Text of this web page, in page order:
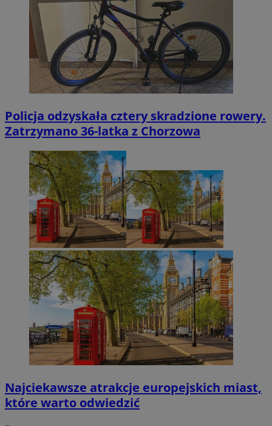
Policja odzyskała cztery skradzione rowery.
Zatrzymano 36-latka z Chorzowa
Najciekawsze atrakcje europejskich miast,
które warto odwiedzić